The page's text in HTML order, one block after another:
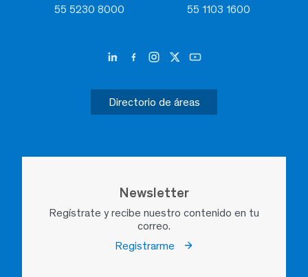
55 5230 8000 55 1103 1600
Directorio de áreas
Newsletter
Regístrate y recibe nuestro contenido en tu
correo.
Registrarme